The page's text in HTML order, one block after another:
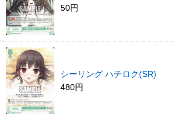
50円
シーリング ハチロク(SR)
480円